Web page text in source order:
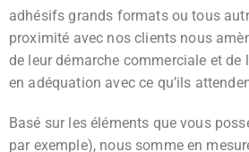
adhésifs grands formats ou tous
proximité avec nos clients nous
de leur démarche commerciale et de
en adéquation avec ce qu’ils
Basé sur les éléments que vous
par exemple), nous somme en